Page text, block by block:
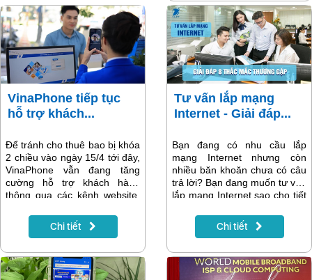
VinaPhone tiếp tục
hỗ trợ khách...
Để tránh cho thuê bao bị khóa
2 chiều vào ngày 15/4 tới đây,
VinaPhone vẫn đang tăng
cường hỗ trợ khách hàng
thông qua các kênh website,
giao dịch của VinaPhone trên
toàn quốc.
Chi tiết
Tư vấn lắp mạng
Internet - Giải đáp...
Bạn đang có nhu cầu lắp
mạng Internet nhưng còn
nhiều băn khoăn chưa có câu
trả lời? Bạn đang muốn tư vấn
lắp mạng Internet sao cho tiết
câu trả lời, hãy cùng VNPT
giải đáp 8 thắc mắc thường
đây!
Chi tiết